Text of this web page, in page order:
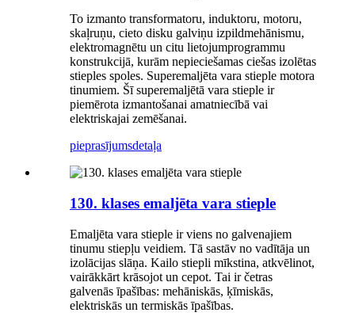
To izmanto transformatoru, induktoru, motoru,
skaļruņu, cieto disku galviņu izpildmehānismu,
elektromagnētu un citu lietojumprogrammu
konstrukcijā, kurām nepieciešamas ciešas izolētas
stieples spoles. Superemaljēta vara stieple motora
tinumiem. Šī superemaljētā vara stieple ir
piemērota izmantošanai amatniecībā vai
elektriskajai zemēšanai.
pieprasījumsdetaļa
130. klases emaljēta vara stieple
Emaljēta vara stieple ir viens no galvenajiem
tinumu stiepļu veidiem. Tā sastāv no vadītāja un
izolācijas slāņa. Kailo stiepli mīkstina, atkvēlinot,
vairākkārt krāsojot un cepot. Tai ir četras
galvenās īpašības: mehāniskās, ķīmiskās,
elektriskās un termiskās īpašības.